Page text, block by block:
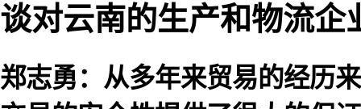
谈对云南的生产和物流企
郑志勇：从多年来贸易的经历